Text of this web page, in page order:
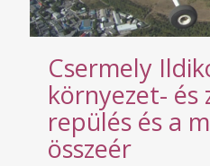
Csermely
környezet- és
repülés és a
összeér